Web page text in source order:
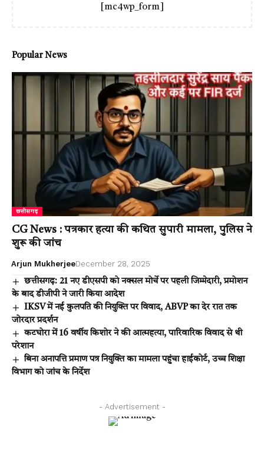
[mc4wp_form]
Popular News
छत्तीसगढ़
CG News : पत्रकार हत्या की कथित सुपारी मामला, पुलिस ने
शुरू की जांच
Arjun MukherjeeDecember 28, 2025
छत्तीसगढ़: 21 नए डीएसपी को नक्सल मोर्चे पर पहली जिम्मेदारी, प्रमोशन
के बाद डीजीपी ने जारी किया आदेश
IKSV में नई कुलपति की नियुक्ति पर विवाद, ABVP का देर रात तक
जोरदार प्रदर्शन
कटघोरा में 16 वर्षीय किशोर ने की आत्महत्या, पारिवारिक विवाद से थी
परेशान
बिना अनापत्ति प्रमाण पत्र नियुक्ति का मामला पहुंचा हाईकोर्ट, उच्च शिक्षा
विभाग को जांच के निर्देश
- Advertisement -